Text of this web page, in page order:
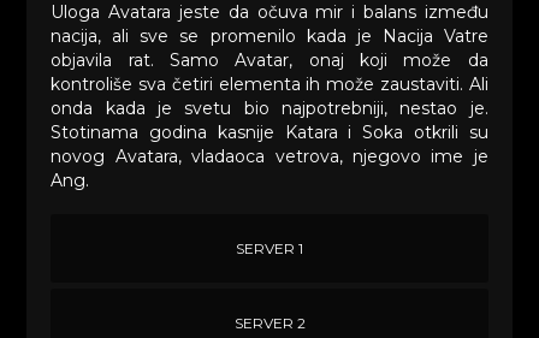
Uloga Avatara jeste da očuva mir i balans između
nacija, ali sve se promenilo kada je Nacija Vatre
objavila rat. Samo Avatar, onaj koji može da
kontroliše sva četiri elementa ih može zaustaviti. Ali
onda kada je svetu bio najpotrebniji, nestao je.
Stotinama godina kasnije Katara i Soka otkrili su
novog Avatara, vladaoca vetrova, njegovo ime je
Ang.
SERVER 1
SERVER 2